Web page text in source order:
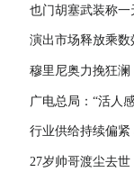
也门胡塞武装称
演出市场释放乘数
穆里尼奥力挽狂
美梦彻底破灭|今
广电总局：“活人
聚看点
行业供给持续偏
迎来价值重估_每
27岁帅哥渡尘去世